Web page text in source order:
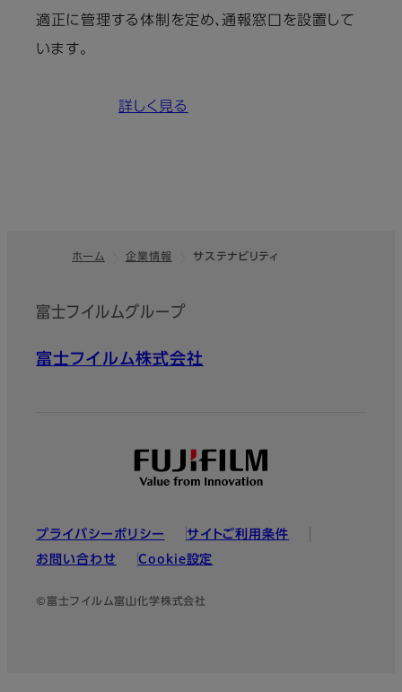
適正に管理する体制を定め、通報窓口を設置して
います。
詳しく見る
ホーム 企業情報 サステナビリティ
富士フイルムグループ
富士フイルム株式会社
プライバシーポリシー
サイトご利用条件
お問い合わせ
Cookie設定
©富士フイルム富山化学株式会社